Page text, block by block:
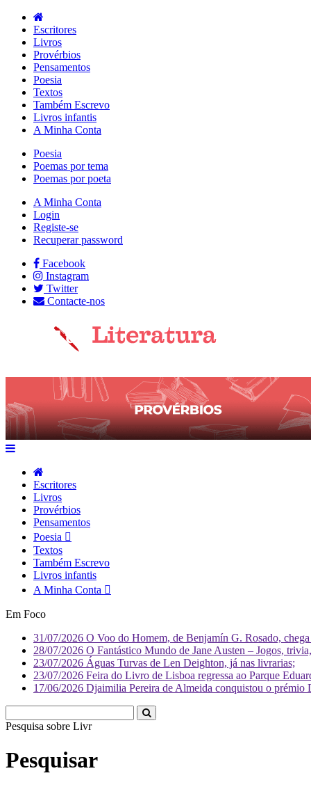
Escritores
Livros
Provérbios
Pensamentos
Poesia
Textos
Também Escrevo
Livros infantis
A Minha Conta
Poesia
Poemas por tema
Poemas por poeta
A Minha Conta
Login
Registe-se
Recuperar password
Facebook
Instagram
Twitter
Contacte-nos
Escritores
Livros
Provérbios
Pensamentos
Poesia
Textos
Também Escrevo
Livros infantis
A Minha Conta
Em Foco
31/07/2026 O Voo do Homem, de Benjamín G. Rosado,
28/07/2026 O Fantástico Mundo de Jane Austen – Jogos,
23/07/2026 Águas Turvas de Len Deighton, já nas livrarias;
23/07/2026 Feira do Livro de Lisboa regressa ao Parque
17/06/2026 Djaimilia Pereira de Almeida conquistou o
Pesquisa sobre Literatura
Pesquisar